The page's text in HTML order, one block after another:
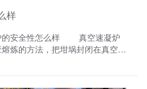
样
安全性怎么样 真空速凝炉
炼的方法，把坩埚封闭在真空室